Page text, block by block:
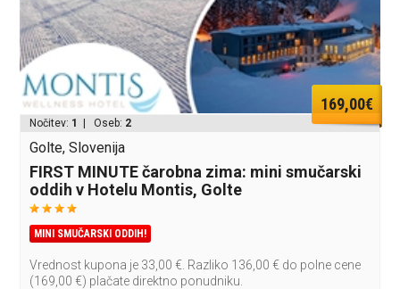
169,00€
Nočitev: 1 | Oseb: 2
Golte, Slovenija
FIRST MINUTE čarobna zima: mini smučarski
oddih v Hotelu Montis, Golte
MINI SMUČARSKI ODDIH!
Vrednost kupona je 33,00 €. Razliko 136,00 € do polne cene
(169,00 €) plačate direktno ponudniku.